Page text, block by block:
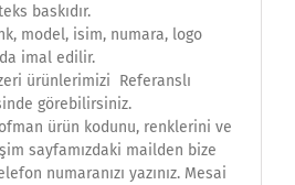
baskıdır.
model, isim, numara, logo
imal edilir.
ürünlerimizi Referanslı
görebilirsiniz.
ürün kodunu, renklerini ve
sayfamızdaki mailden bize
numaranızı yazınız. Mesai